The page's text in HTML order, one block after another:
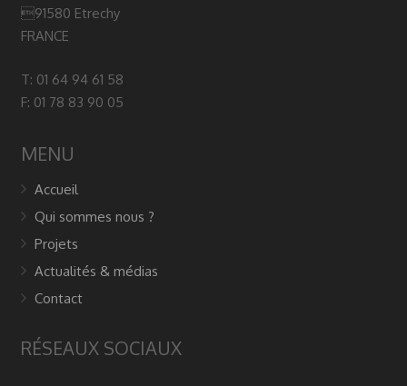
91580 Etrechy
FRANCE
T: 01 64 94 61 58
F: 01 78 83 90 05
MENU
Accueil
Qui sommes nous ?
Projets
Actualités & médias
Contact
RÉSEAUX SOCIAUX